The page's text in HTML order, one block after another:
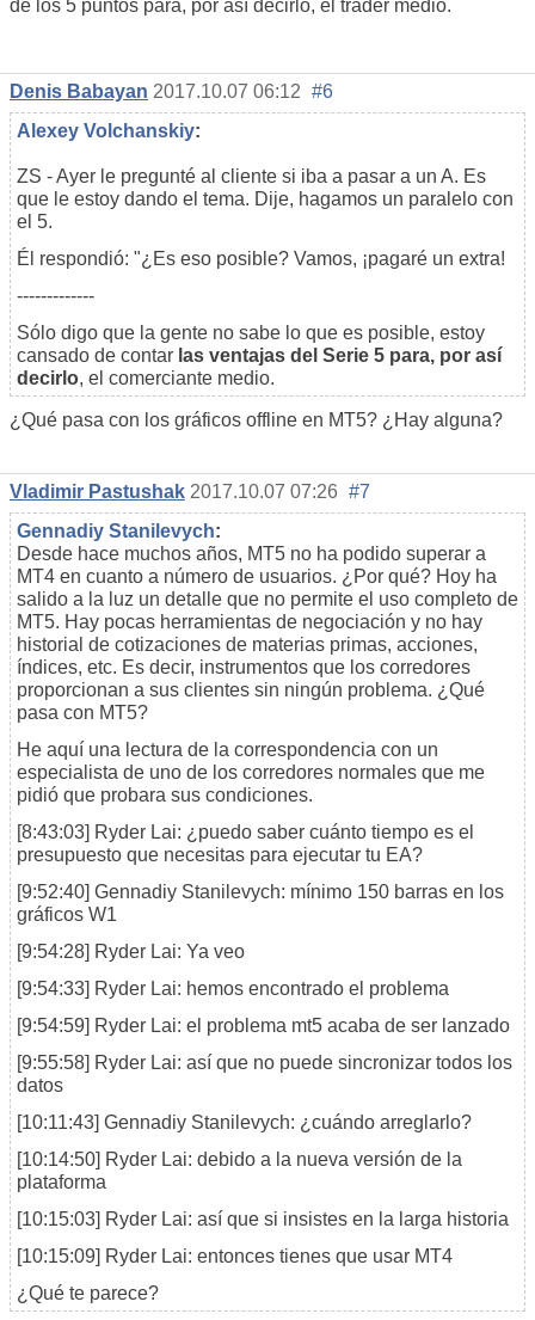
de los 5 puntos para, por así decirlo, el trader medio.
Denis Babayan 2017.10.07 06:12 #6
Alexey Volchanskiy:
ZS - Ayer le pregunté al cliente si iba a pasar a un A. Es
que le estoy dando el tema. Dije, hagamos un paralelo con
el 5.
Él respondió: "¿Es eso posible? Vamos, ¡pagaré un extra!
-------------
Sólo digo que la gente no sabe lo que es posible, estoy
cansado de contar las ventajas del Serie 5 para, por así
decirlo, el comerciante medio.
¿Qué pasa con los gráficos offline en MT5? ¿Hay alguna?
Vladimir Pastushak 2017.10.07 07:26 #7
Gennadiy Stanilevych:
Desde hace muchos años, MT5 no ha podido superar a
MT4 en cuanto a número de usuarios. ¿Por qué? Hoy ha
salido a la luz un detalle que no permite el uso completo de
MT5. Hay pocas herramientas de negociación y no hay
historial de cotizaciones de materias primas, acciones,
índices, etc. Es decir, instrumentos que los corredores
proporcionan a sus clientes sin ningún problema. ¿Qué
pasa con MT5?
He aquí una lectura de la correspondencia con un
especialista de uno de los corredores normales que me
pidió que probara sus condiciones.
[8:43:03] Ryder Lai: ¿puedo saber cuánto tiempo es el
presupuesto que necesitas para ejecutar tu EA?
[9:52:40] Gennadiy Stanilevych: mínimo 150 barras en los
gráficos W1
[9:54:28] Ryder Lai: Ya veo
[9:54:33] Ryder Lai: hemos encontrado el problema
[9:54:59] Ryder Lai: el problema mt5 acaba de ser lanzado
[9:55:58] Ryder Lai: así que no puede sincronizar todos los
datos
[10:11:43] Gennadiy Stanilevych: ¿cuándo arreglarlo?
[10:14:50] Ryder Lai: debido a la nueva versión de la
plataforma
[10:15:03] Ryder Lai: así que si insistes en la larga historia
[10:15:09] Ryder Lai: entonces tienes que usar MT4
¿Qué te parece?